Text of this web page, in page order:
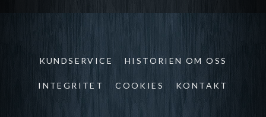
KUNDSERVICE HISTORIEN OM OSS
INTEGRITET COOKIES KONTAKT